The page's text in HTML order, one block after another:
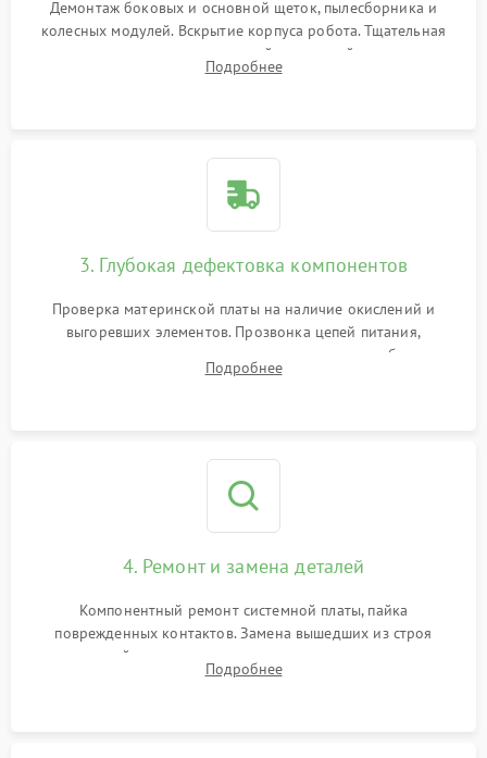
Демонтаж боковых и основной щеток, пылесборника и
колесных модулей. Вскрытие корпуса робота. Тщательная
очистка внутренних полостей, шестерней и плат от
скопившейся пыли, волос и шерсти животных с
Подробнее
3. Глубокая дефектовка компонентов
Проверка материнской платы на наличие окислений и
выгоревших элементов. Прозвонка цепей питания,
тестирование приводных моторов колес и турбины
всасывания. Оценка состояния оптических и инфракрасных
Подробнее
4. Ремонт и замена деталей
Компонентный ремонт системной платы, пайка
поврежденных контактов. Замена вышедших из строя
двигателей, изношенного аккумулятора, неисправного
лидара или помпы подачи воды. Восстановление шлейфов и
Подробнее